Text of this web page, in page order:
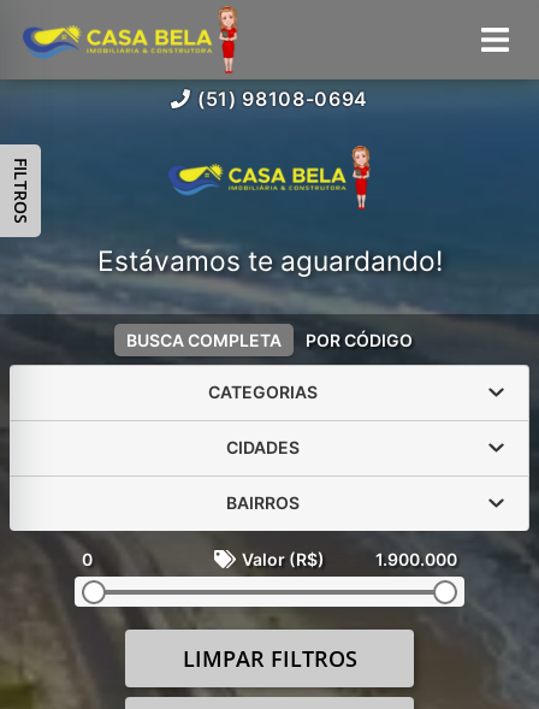
(51) 98108-0694
Estávamos te aguardando!
BUSCA COMPLETA POR CÓDIGO
CATEGORIAS
CIDADES
BAIRROS
0 Valor (R$) 1.900.000
LIMPAR FILTROS
FILTROS